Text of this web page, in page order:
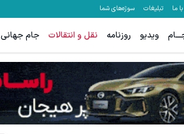
ما تبلیغات سوژه‌های شما
ویدیو روزنامه نقل و انتقالات جام جهانی